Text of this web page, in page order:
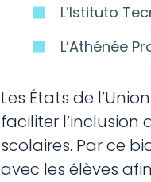
L’Istituto
L’Athénée
Les États de
faciliter l’inclusion
scolaires. Par ce
avec les élèves